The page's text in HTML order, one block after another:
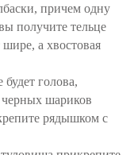
причем одну
получите тельце
шире, а хвостовая
голова,
шариков
рядышком с